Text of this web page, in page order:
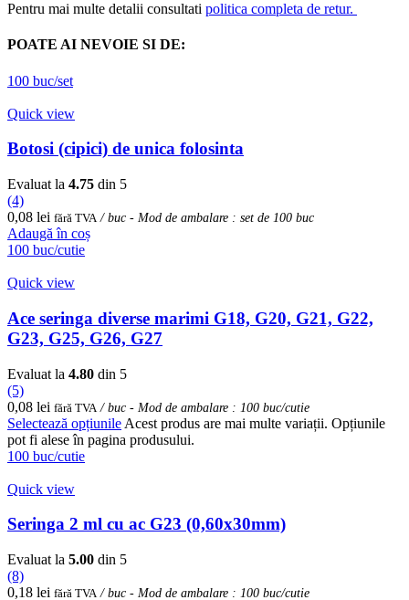
Pentru mai multe detalii consultati politica completa de retur.
POATE AI NEVOIE SI DE:
100 buc/set
Quick view
Botosi (cipici) de unica folosinta
Evaluat la 4.75 din 5
(4)
0,08 lei fără TVA/ buc - Mod de ambalare : set de 100 buc
Adaugă în coș
100 buc/cutie
Quick view
Ace seringa diverse marimi G18, G20, G21, G22,
G23, G25, G26, G27
Evaluat la 4.80 din 5
(5)
0,08 lei fără TVA / buc - Mod de ambalare : 100 buc/cutie
Selectează opțiunile Acest produs are mai multe variații. Opțiunile
pot fi alese în pagina produsului.
100 buc/cutie
Quick view
Seringa 2 ml cu ac G23 (0,60x30mm)
Evaluat la 5.00 din 5
(8)
0,18 lei fără TVA / buc - Mod de ambalare : 100 buc/cutie